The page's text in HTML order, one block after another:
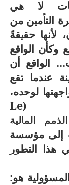
لا هي
من
حقيقةً
الواقع
الواقع أن
عندما تقع
لوحده،
(
Le
المالية
إلى مؤسسة
هذا التطور
هو: